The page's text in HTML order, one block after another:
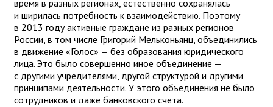
время в разных регионах, естественно сохранялась
и ширилась потребность к взаимодействию. Поэтому
в 2013 году активные граждане из разных регионов
России, в том числе Григорий Мельконьянц, объединились
в движение «Голос» — без образования юридического
лица. Это было совершенно иное объединение —
с другими учредителями, другой структурой и другими
принципами деятельности. У этого объединения не было
сотрудников и даже банковского счета.